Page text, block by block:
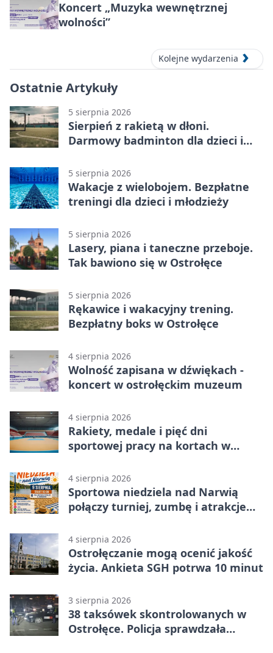
Koncert „Muzyka wewnętrznej
wolności”
Kolejne wydarzenia
Ostatnie Artykuły
5 sierpnia 2026
Sierpień z rakietą w dłoni.
Darmowy badminton dla dzieci i
5 sierpnia 2026
Wakacje z wielobojem. Bezpłatne
treningi dla dzieci i młodzieży
5 sierpnia 2026
Lasery, piana i taneczne przeboje.
Tak bawiono się w Ostrołęce
5 sierpnia 2026
Rękawice i wakacyjny trening.
Bezpłatny boks w Ostrołęce
4 sierpnia 2026
Wolność zapisana w dźwiękach -
koncert w ostrołęckim muzeum
4 sierpnia 2026
Rakiety, medale i pięć dni
sportowej pracy na kortach w
4 sierpnia 2026
Sportowa niedziela nad Narwią
połączy turniej, zumbę i atrakcje
4 sierpnia 2026
Ostrołęczanie mogą ocenić jakość
życia. Ankieta SGH potrwa 10 minut
3 sierpnia 2026
38 taksówek skontrolowanych w
Ostrołęce. Policja sprawdzała